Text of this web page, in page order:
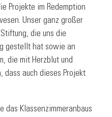
Projekte im Redemption
Unser ganz großer
die uns die
gestellt hat sowie an
die mit Herzblut und
dass auch dieses Projekt
das Klassenzimmeranbaus